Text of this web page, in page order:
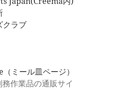
クラブ
ミール皿ページ）
務作業品の通販サイ